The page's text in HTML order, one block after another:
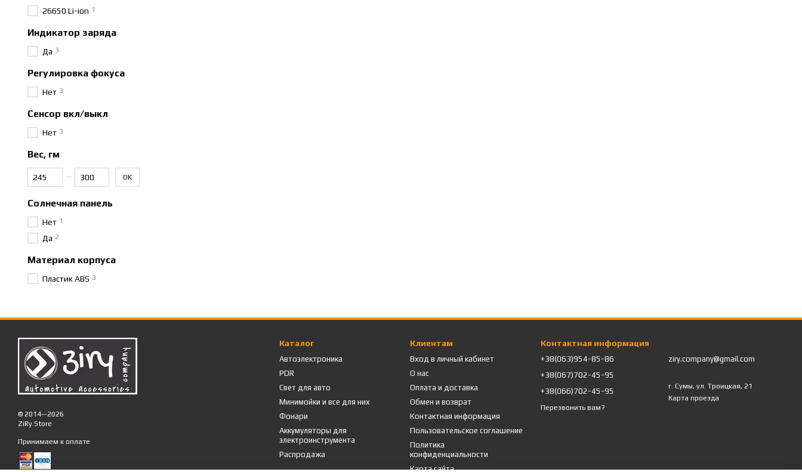
26650 Li-ion 1
Индикатор заряда
Да 3
Регулировка фокуса
Нет 3
Сенсор вкл/выкл
Нет 3
Вес, гм
OK
Солнечная панель
Нет 1
Да 2
Материал корпуса
Пластик ABS 3
© 2014—2026
ZiRy.Store
Принимаем к оплате
Каталог
Автоэлектроника
PDR
Свет для авто
Минимойки и все для них
Фонари
Аккумуляторы для
электроинструмента
Распродажа
Клиентам
Вход в личный кабинет
О нас
Оплата и доставка
Обмен и возврат
Контактная информация
Пользовательское соглашение
Политика
конфиденциальности
Карта сайта
Контактная информация
+38(063)954-85-86
+38(067)702-45-95
+38(066)702-45-95
Перезвонить вам?
ziry.company@gmail.com
г. Сумы, ул. Троицкая, 21
Карта проезда